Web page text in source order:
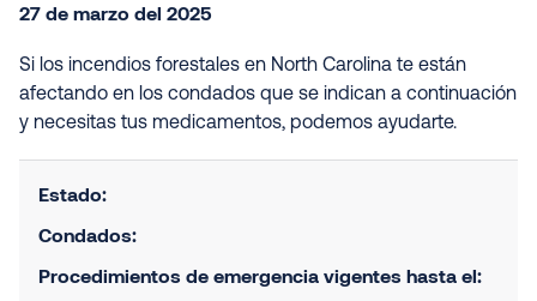
27 de marzo del 2025
Si los incendios forestales en North Carolina te están
afectando en los condados que se indican a continuación
y necesitas tus medicamentos, podemos ayudarte.
Estado:
Condados:
Procedimientos de emergencia vigentes hasta el: